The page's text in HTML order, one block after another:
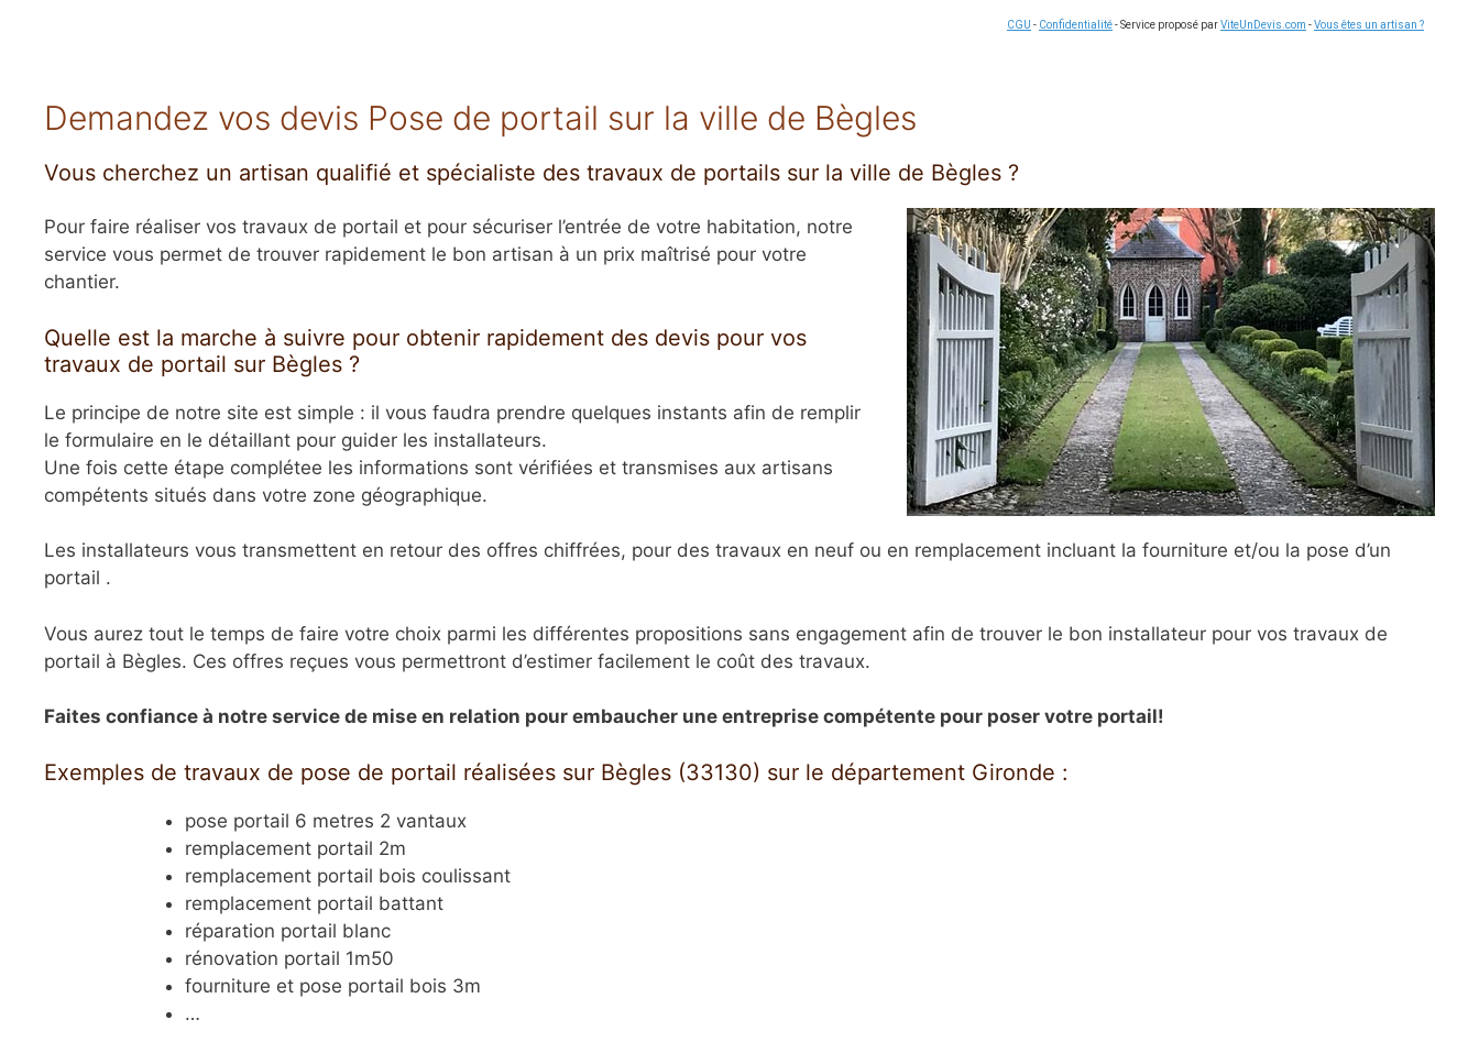
CGU - Confidentialité- Service proposé parViteUnDevis.com -Vous êtes un artisan ?
Demandez vos devis Pose de portail sur la ville de Bègles
Vous cherchez un artisan qualifié et spécialiste des travaux de portails sur la ville de Bègles ?
Pour faire réaliser vos travaux de portail et pour sécuriser l’entrée de votre habitation, notre
service vous permet de trouver rapidement le bon artisan à un prix maîtrisé pour votre
chantier.
Quelle est la marche à suivre pour obtenir rapidement des devis pour vos
travaux de portail sur Bègles ?
Le principe de notre site est simple : il vous faudra prendre quelques instants afin de remplir
le formulaire en le détaillant pour guider les installateurs.
Une fois cette étape complétee les informations sont vérifiées et transmises aux artisans
compétents situés dans votre zone géographique.
Les installateurs vous transmettent en retour des offres chiffrées, pour des travaux en neuf ou en remplacement incluant la fourniture et/ou la pose d’un
portail .
Vous aurez tout le temps de faire votre choix parmi les différentes propositions sans engagement afin de trouver le bon installateur pour vos travaux de
portail à Bègles. Ces offres reçues vous permettront d’estimer facilement le coût des travaux.
Faites confiance à notre service de mise en relation pour embaucher une entreprise compétente pour poser votre portail!
Exemples de travaux de pose de portail réalisées sur Bègles (33130) sur le département Gironde :
pose portail 6 metres 2 vantaux
remplacement portail 2m
remplacement portail bois coulissant
remplacement portail battant
réparation portail blanc
rénovation portail 1m50
fourniture et pose portail bois 3m
…